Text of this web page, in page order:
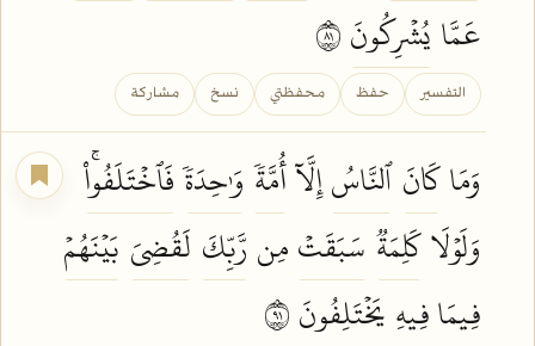
عَمَّا يُشۡرِكُونَ
التفسير حفظ محفظتي نسخ مشاركة
وَمَاكَانَٱلنَّاسُإِلَّآأُمَّةٗوَٰحِدَةٗفَٱخۡتَلَفُواْۚ
وَلَوۡلَاكَلِمَةٞ سَبَقَتۡمِن رَّبِّكَ لَقُضِيَ بَيۡنَهُمۡ
فِيمَا فِيهِ يَخۡتَلِفُونَ